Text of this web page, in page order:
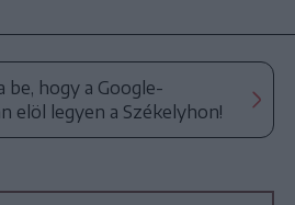
hogy a Google-
elöl legyen a Székelyhon!